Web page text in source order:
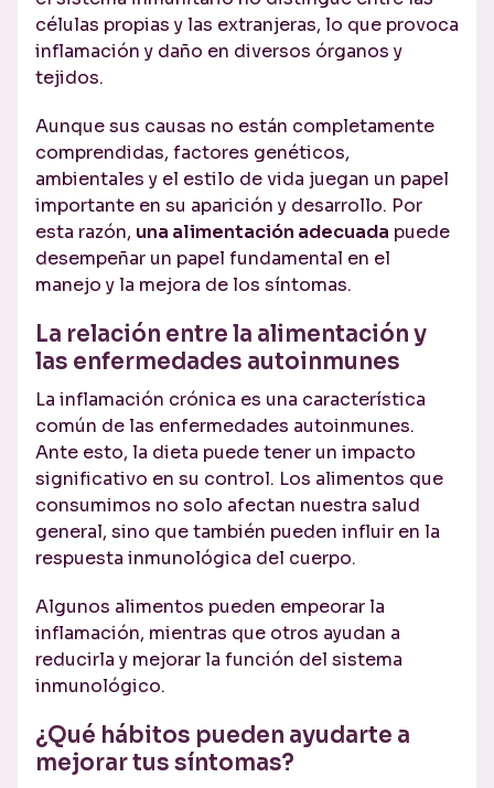
células propias y las extranjeras, lo que provoca
inflamación y daño en diversos órganos y
tejidos.
Aunque sus causas no están completamente
comprendidas, factores genéticos,
ambientales y el estilo de vida juegan un papel
importante en su aparición y desarrollo. Por
esta razón, una alimentación adecuada puede
desempeñar un papel fundamental en el
manejo y la mejora de los síntomas.
La relación entre la alimentación y
las enfermedades autoinmunes
La inflamación crónica es una característica
común de las enfermedades autoinmunes.
Ante esto, la dieta puede tener un impacto
significativo en su control. Los alimentos que
consumimos no solo afectan nuestra salud
general, sino que también pueden influir en la
respuesta inmunológica del cuerpo.
Algunos alimentos pueden empeorar la
inflamación, mientras que otros ayudan a
reducirla y mejorar la función del sistema
inmunológico.
¿Qué hábitos pueden ayudarte a
mejorar tus síntomas?